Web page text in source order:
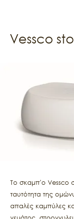
Vessco
Το σκαμπ'ο Vessco
ταυτότητα της
απαλές καμπύλες